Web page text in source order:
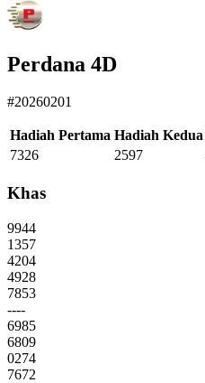
Perdana 4D
#20260201
Hadiah Pertama Hadiah Kedua
7326
2597
Khas
9944
1357
4204
4928
7853
----
6985
6809
0274
7672